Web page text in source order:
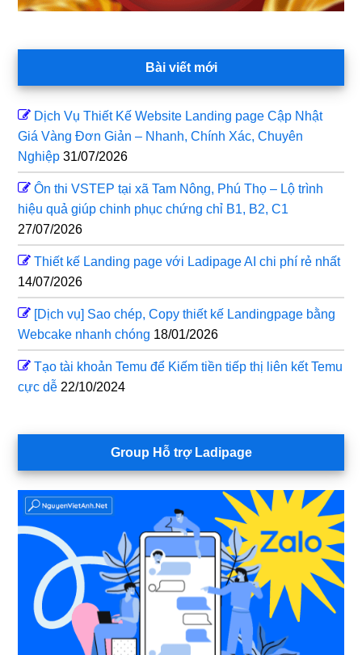
Bài viết mới
Dịch Vụ Thiết Kế Website Landing page Cập Nhật
Giá Vàng Đơn Giản – Nhanh, Chính Xác, Chuyên
Nghiệp 31/07/2026
Ôn thi VSTEP tại xã Tam Nông, Phú Thọ – Lộ trình
hiệu quả giúp chinh phục chứng chỉ B1, B2, C1
27/07/2026
Thiết kế Landing page với Ladipage AI chi phí rẻ nhất
14/07/2026
[Dịch vụ] Sao chép, Copy thiết kế Landingpage bằng
Webcake nhanh chóng 18/01/2026
Tạo tài khoản Temu để Kiếm tiền tiếp thị liên kết Temu
cực dễ 22/10/2024
Group Hỗ trợ Ladipage